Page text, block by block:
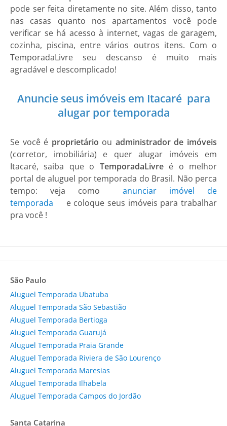
pode ser feita diretamente no site. Além disso, tanto
nas casas quanto nos apartamentos você pode
verificar se há acesso à internet, vagas de garagem,
cozinha, piscina, entre vários outros itens. Com o
TemporadaLivre seu descanso é muito mais
agradável e descomplicado!
Anuncie seus imóveis em Itacaré para
alugar por temporada
Se você é proprietário ou administrador de imóveis
(corretor, imobiliária) e quer alugar imóveis em
Itacaré, saiba que o TemporadaLivreé o melhor
portal de aluguel por temporada do Brasil. Não perca
tempo: veja como
anunciar imóvel de
temporada
e coloque seus imóveis para trabalhar
pra você !
São Paulo
Aluguel Temporada Ubatuba
Aluguel Temporada São Sebastião
Aluguel Temporada Bertioga
Aluguel Temporada Guarujá
Aluguel Temporada Praia Grande
Aluguel Temporada Riviera de São Lourenço
Aluguel Temporada Maresias
Aluguel Temporada Ilhabela
Aluguel Temporada Campos do Jordão
Santa Catarina